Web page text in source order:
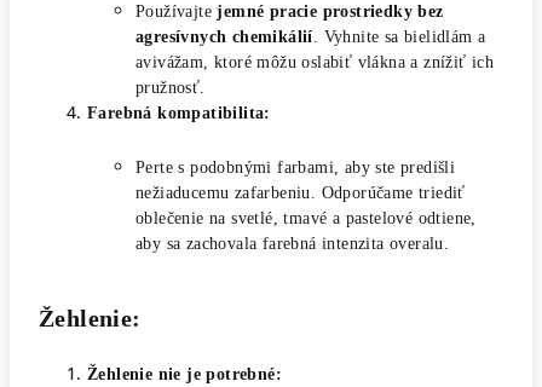
Používajtejemné pracie prostriedky bez
agresívnych chemikálií . Vyhnite sa bielidlám a
avivážam, ktoré môžu oslabiť vlákna a znížiť ich
pružnosť.
Farebná kompatibilita:
Perte s podobnými farbami, aby ste predišli
nežiaducemu zafarbeniu. Odporúčame triediť
oblečenie na svetlé, tmavé a pastelové odtiene,
aby sa zachovala farebná intenzita overalu.
Žehlenie:
Žehlenie nie je potrebné: